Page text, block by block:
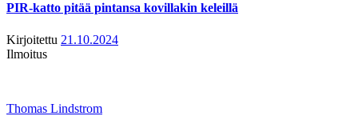
PIR-katto pitää pintansa kovillakin keleillä
Kirjoitettu 21.10.2024
Ilmoitus
Thomas Lindstrom